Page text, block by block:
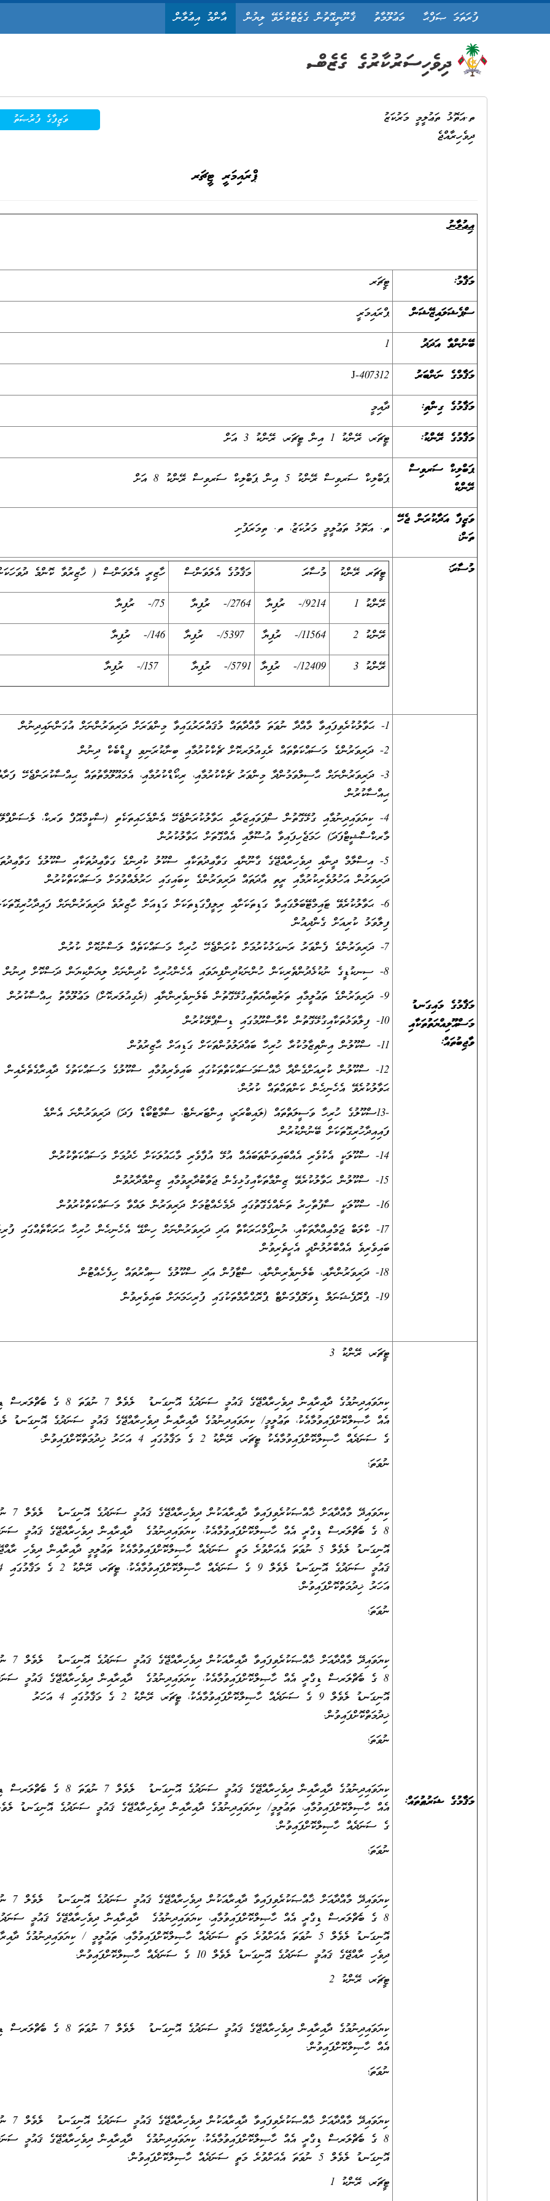
ފުރަތަމަ ޞަފްޙާ މަޢުލޫމާތު ޤާނޫނީގޮތުން ގެޒެޓްކުރެވޭ ލިޔުން އާންމު އިޢުލާން
ވަޒީފާގެ ފުރުޞަތު
ތ.އަތޮޅު ތަޢުލީމީ މަރުކަޒު
ދިވެހިރާއްޖެ
ޕްރައިމަރީ ޓީޗަރ
އިޢުލާނު
މަޤާމު:
ޓީޗަރ
ސްޕެޝަލައިޒޭޝަން
ޕްރައިމަރީ
ބޭނުންވާ އަދަދު
1
މަޤާމްގެ ނަންބަރު
J-407312
މަޤާމުގެ ގިންތި:
ދާއިމީ
މަޤާމުގެ ރޭންކު:
ޓީޗަރ، ރޭންކު 1 އިން ޓީޗަރ، ރޭންކު 3 އަށް
ޕަބްލިކް ސަރވިސް
ރޭންކް
ޕަބްލިކް ސަރވިސް ރޭންކު 5 އިން ޕަބްލިކް ސަރވިސް ރޭންކު 8 އަށް
ވަޒީފާ އަދާކުރަން ޖެހޭ
ތަން:
ތ. އަތޮޅު ތަޢުލީމީ މަރުކަޒު، ތ. ތިމަރަފުށި
މުސާރަ: ޓީޗަރ ރޭންކު މުސާރަ މަޤާމުގެ އެލަވަންސް
ހާޒިރީ އެލަވަންސް ( ހާޒިރުވާ ކޮންމެ
ރޭންކު 1
9214/- ރުފިޔާ 2764/- ރުފިޔާ
75/- ރުފިޔާ
ރޭންކު 2
11564/- ރުފިޔާ
146/- ރުފިޔާ
ރޭންކު 3
12409/- ރުފިޔާ 5791/- ރުފިޔާ
މަޤާމުގެ މައިގަނޑު
މަސްއޫލިއްޔަތުތަކާއި
ވާޖިބުތައް:
1- ޙަވާލުކުރެވިފައިވާ މާއްދާ ނުވަތަ މާއްދާތައް މުޤައްރަރުގައިވާ މިންވަރަށް ދަރިވަރުންނަށް އުގަންނައިދިނުން
2- ދަރިވަރުންގެ މަސައްކަތްތައް ރެގިއުލަރކޮށް ޗެކްކުރުމާއި ބިނާކުރަނިވި ފީޑްބެކް ދިނުން
3- ދަރިވަރުންނަށް ޙާސިލްވަމުންދާ މިންވަރު ޗެކްކުރުމާއި، ރިކޯޑްކުރުމާއި، އެމައޫލޫމާތުތައް ޙިއްސާކުރަންޖެހޭ
ޙިއްސާކުރުން
4- ކިޔަވައިދިނުމާއި ގުޅޭގޮތުން ސްޕަވައިޒަރާއި ޙަވާލުކުރަންޖެހޭ އެންމެހައިތަކެތި (ސްކީމްއޮފް ވަރކް،
މާރކްސްޝީޓްފަދަ) ހަމަޖެހިފައިވާ އުސޫލާއި އެއްގޮތަށް ޙަވާލުކުރުން
5- އިސްލާމް ދީނާއި ދިވެހިރާއްޖޭގެ ގާނޫނާއި ގަވާޢިދުތަކާއި ސްކޫލު ކުދިންގެ ގަވާޢިދުތަކާއި ސްކޫލުގެ
ދަރިވަރުން އަހުލުވެރިކުރުމާއި ރީތި އާދަތައް ދަރިވަރުންގެ ކިބައިގައި ހަރުލެއްވުމަށް މަސައްކަތްކުރުން
6- ޙަވާލުކުރެވޭ ޓައިމްޓޭބަލްގައިވާ ގަޑިތަކަށާއި ރިލީފްގަޑިތަކަށް ގަޑިއަށް ހާޒިރުވެ ދަރިވަރުންނަށް
ފިލާވަޅު ކުރިއަށް ގެންދިއުން
7- ދަރިވަރުންގެ ފެންވަރު ރަނގަޅުކުރުމަށް ކުރަންޖެހޭ ހުރިހާ މަސައްކަތެއް ލަސްނުކޮށް ކުރުން
8- ސިނކުޑީގެ ނުކުޅެދުންތެރިކަން ހުންނަކުދިންފިޔަވައި އެހެންހުރިހާ ކުދިންނަށް ލިޔަންކިޔަން ދަސްކޮށް ދިނުން
9- ދަރިވަރުންގެ ތަޢުލީމާއި ތަރުބިއްޔަތާއިގުޅޭގޮތުން ބެލެނިވެރިންނާއި (ރެގިއުލަރކޮށް) މަޢުލޫމާތު ޙިއްސާކުރުން
10- ފިލާވަޅުތަކާއިގުޅޭގޮތުން ކްލާސްރޫމުގައި ޑިސްޕްލޭކުރުން
11- ސްކޫލުން އިންތިޒާމުކުރާ ހުރިހާ ބައްދަލުވުންތަކަށް ގަޑިއަށް ޙާޒިރުވުން
12- ސްކޫލުން ކުރިއަށްގެންދާ ޚާއްސަމަސައްކަތްތަކުގައި ބައިވެރިވުމާއި ސްކޫލުގެ މަސައްކަތުގެ ދާއިރާގެތެރެއިން
ޙަވާލުކުރެވޭ އެހެނިހެން ކަންތައްތައް ކުރުން.
-13ސްކޫލުގެ ހުރިހާ ވަސީލަތްތައް (ލައިބްރަރީ، އިންޓަރނެޓް، ސްމާޓްބޯޑް ފަދަ) ދަރިވަރުންނަ އެންމެ
ފައިއިދާހުރިގޮތަކަށް ބޭނުންކުރުން
14- ސްކޫލަކީ އެކުވެރި އެއްބައިވަންތަބައެއް އުޅޭ އުފާވެރި މާޙައުލަކަށް ހެދުމަށް މަސައްކަތްކުރުން
15- ސްކޫލުން ޙަވާލުކުރެވޭ ޒިންމާތަކާއިގުޅިގެން ޖަވާބުދާރީވުމާއި ޒިންމާދާރުވުން
16- ސްކޫލަކީ ސާފުތާހިރު ތަނެއްގެގޮތުގައި ދެމެހެއްޓުމަށް ދަރިވަރުން ލައްވާ މަސައްކަތްކުރުވުން
17- ކްލަބް ޖަމްޢިއްޔާތަކާއި، ޔުނިފޯމްޙަރަކާތް އަދި ދަރިވަރުންނަށް ހިންގޭ އެހެނިހެން ހުރިހާ ޙަރަކާތެއްގައި
ބައިވެރިވެ އެއްބާރުލުންދީ އެހީތެރިވުން
18- ދަރިވަރުންނާއި، ބެލެނިވެރިންނާއި، ސްޓާފުން އަދި ސްކޫލުގެ ސިއްރުތައް ހިފެހެއްޓުން
19- ޕްރޮފެޝަނަލް ޑިވަލޮޕްމަންޓް ޕްރޮގްރާމްތަކުގައި ފުރިހަމަޔަށް ބައިވެރިވުން
މަޤާމުގެ ޝަރުޠުތައް:
ޓީޗަރ، ރޭންކު 3
ކިޔަވައިދިނުމުގެ ދާއިރާއިން ދިވެހިރާއްޖޭގެ ޤައުމީ ސަނަދުގެ އޮނިގަނޑު ލެވެލް 7
ގެ ސަނަދެއް ހާޞިލްކޮށްފައިވުމާއެކު ޓީޗަރ، ރޭންކު 2 ގެ މަޤާމުގައި 4 އަހަރު ޚިދުމަތްކޮށްފައިވުން.
ނުވަތަ؛
ކިޔަވައިދޭ
8 ގެ ބެޗްލަރސް ޑިގްރީ އެއް ހާޞިލްކޮށްފައިވުމާއެކު، ކިޔަވައިދިނުމުގެ ދާއިރާއިން ދިވެހިރާއްޖޭގެ ޤައުމީ
އޮނިގަނޑު ލެވެލް 5 ނުވަތަ އެއަށްވުރެ މަތީ ސަނަދެއް ހާޞިލްކޮށްފައިވުމާއެކު ތަޢުލީމީ ދާއިރާއިން ދިވެހި
ޤައުމީ ސަނަދުގެ އޮނިގަނޑު ލެވެލް
އަހަރު ޚިދުމަތްކޮށްފައިވުން.
ނުވަތަ؛
ކިޔަވައިދޭ
8 ގެ ބެޗްލަރސް ޑިގްރީ އެއް ހާޞިލްކޮށްފައިވުމާއެކު، ކިޔަވައިދިނުމުގެ ދާއިރާއިން ދިވެހިރާއްޖޭގެ ޤައުމީ
އޮނިގަނޑު ލެވެލް 9 ގެ ސަނަދެއް ހާޞިލްކޮށްފައިވުމާއެކު، ޓީޗަރ، ރޭންކު 2 ގެ މަޤާމުގައި 4 އަހަރު
ޚިދުމަތްކޮށްފައިވުން.
ނުވަތަ؛
ކިޔަވައިދިނުމުގެ ދާއިރާއިން ދިވެހިރާއްޖޭގެ ޤައުމީ ސަނަދުގެ އޮނިގަނޑު ލެވެލް 7
ގެ ސަނަދެއް ހާޞިލްކޮށްފައިވުން.
ނުވަތަ؛
ކިޔަވައިދޭ
8 ގެ ބެޗްލަރސް ޑިގްރީ އެއް ހާޞިލްކޮށްފައިވުމާއި، ކިޔަވައިދިނުމުގެ ދާއިރާއިން ދިވެހިރާއްޖޭގެ ޤައުމީ
އޮނިގަނޑު ލެވެލް 5 ނުވަތަ އެއަށްވުރެ މަތީ ސަނަދެއް ހާޞިލްކޮށްފައިވުމާއި، ތަޢުލީމީ / ކިޔަވައިދިނުމުގެ
ދިވެހި ރާއްޖޭގެ ޤައުމީ ސަނަދުގެ އޮނިގަނޑު ލެވެލް 10 ގެ ސަނަދެއް ހާޞިލްކޮށްފައިވުން.
ޓީޗަރ، ރޭންކު 2
ކިޔަވައިދިނުމުގެ ދާއިރާއިން ދިވެހިރާއްޖޭގެ ޤައުމީ ސަނަދުގެ އޮނިގަނޑު ލެވެލް 7
އެއް ހާޞިލްކޮށްފައިވުން.
ނުވަތަ؛
ކިޔަވައިދޭ
8 ގެ ބެޗްލަރސް ޑިގްރީ އެއް ހާޞިލްކޮށްފައިވުމާއެކު، ކިޔަވައިދިނުމުގެ ދާއިރާއިން ދިވެހިރާއްޖޭގެ ޤައުމީ
އޮނިގަނޑު ލެވެލް 5 ނުވަތަ އެއަށްވުރެ މަތީ ސަނަދެއް ހާޞިލްކޮށްފައިވުން.
ޓީޗަރ، ރޭންކު 1